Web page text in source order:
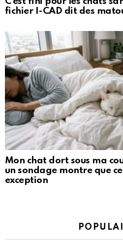
fichier I-CAD dit des
Mon chat dort sous ma
un sondage montre que ce
exception